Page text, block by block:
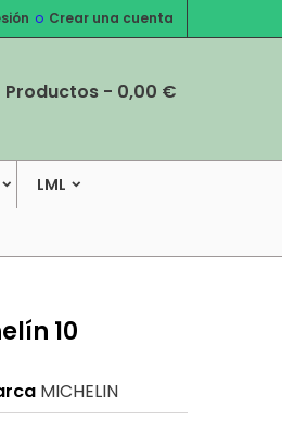
o Crear una cuenta
Productos - 0,00 €
LML
10
MICHELIN